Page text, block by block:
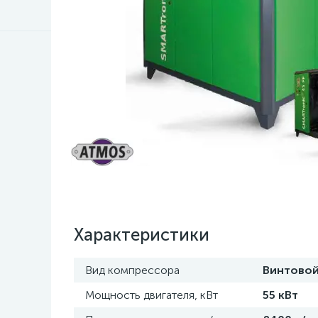
Характеристики
Вид компрессора
Мощность двигателя, кВт
55 кВт